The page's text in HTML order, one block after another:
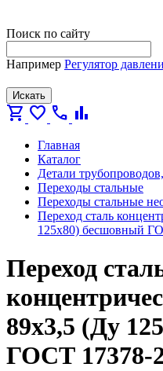
Поиск по сайту
Например Регулятор
Искать
shopping_cart favorite call bar_chart
Главная
Каталог
Детали
Переходы стальные
Переходы стальные
Переход сталь
125х80) бесшовный
Переход
89х3,5 (Ду
ГОСТ 17378-